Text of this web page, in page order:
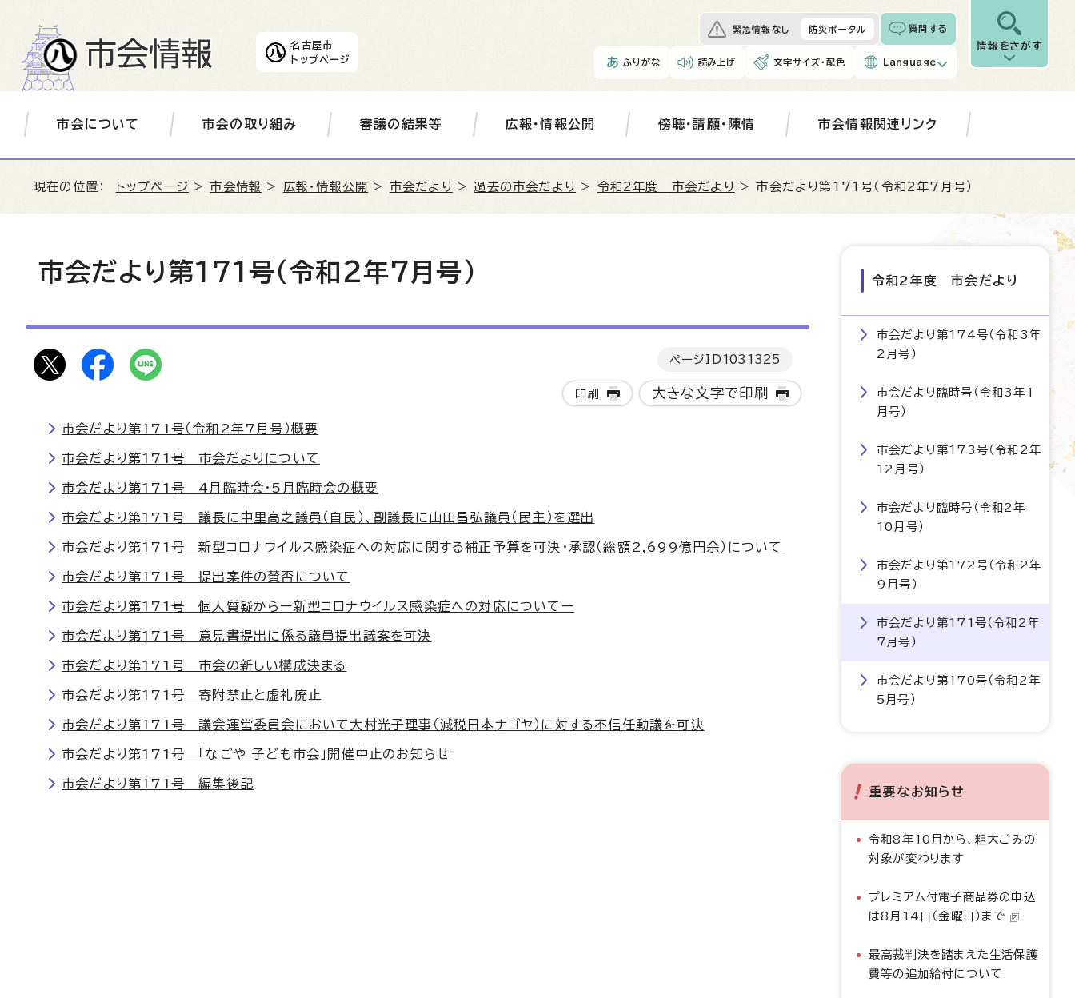
名古屋市
トップページ
緊急情報なし 防災ポータル 質問する
ふりがな 読み上げ 文字サイズ・配色 Language
情報をさがす
市会について 市会の取り組み 審議の結果等 広報・情報公開 傍聴・請願・陳情 市会情報関連リンク
現在の位置： トップページ >市会情報 > 広報・情報公開 > 市会だより >過去の市会だより > 令和2年度 市会だより > 市会だより第171号（令和2年7月号）
市会だより第171号（令和2年7月号）
ページID 1031325
印刷 大きな文字で印刷
市会だより第171号（令和2年7月号）概要
市会だより第171号 市会だよりについて
市会だより第171号 4月臨時会・5月臨時会の概要
市会だより第171号 議長に中里高之議員（自民）、副議長に山田昌弘議員（民主）を選出
市会だより第171号 新型コロナウイルス感染症への対応に関する補正予算を可決・承認（総額2,699億円余）について
市会だより第171号 提出案件の賛否について
市会だより第171号 個人質疑からー新型コロナウイルス感染症への対応についてー
市会だより第171号 意見書提出に係る議員提出議案を可決
市会だより第171号 市会の新しい構成決まる
市会だより第171号 寄附禁止と虚礼廃止
市会だより第171号 議会運営委員会において大村光子理事（減税日本ナゴヤ）に対する不信任動議を可決
市会だより第171号 「なごや 子ども市会」開催中止のお知らせ
市会だより第171号 編集後記
令和2年度 市会だより
市会だより第174号（令和3年
2月号）
市会だより臨時号（令和3年1
月号）
市会だより第173号（令和2年
12月号）
市会だより臨時号（令和2年
10月号）
市会だより第172号（令和2年
9月号）
市会だより第171号（令和2年
7月号）
市会だより第170号（令和2年
5月号）
重要なお知らせ
令和8年10月から、粗大ごみの
対象が変わります
プレミアム付電子商品券の申込
は8月14日（金曜日）まで
最高裁判決を踏まえた生活保護
費等の追加給付について